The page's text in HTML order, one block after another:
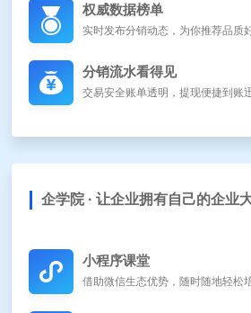
权威数据榜单
实时发布分销动态，为你推荐品质
分销流水看得见
交易安全账单透明，提现便捷到账
企学院 · 让企业拥有自己的企业
小程序课堂
借助微信生态优势，随时随地轻松